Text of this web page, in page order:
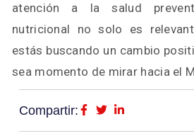
atención a la salud
nutricional no solo es
estás buscando un cambio
sea momento de mirar hacia el
Compartir: